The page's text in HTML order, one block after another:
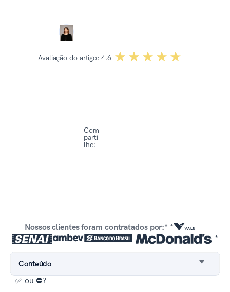
Avaliação do artigo: 4.6 ☆☆☆☆☆
★★★★★
Com
parti
lhe:
Nossos clientes foram contratados por:* *
*
Conteúdo
✅ ou ⛔?